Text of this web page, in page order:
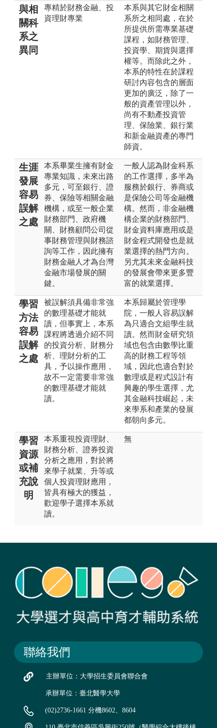
與相
關科
系之
異同
專精於財務金融、投
資理財專業
本系與其它財金相關
系所之相同處，在於
所提供所需專業基礎
課程，如財務管理、
投資學、期貨與選擇
權等。而除此之外，
本系的特性在於課程
研討內容包含的層面
更加的廣泛，除了一
般的資產管理以外，
尚有不動產投資管
理、保險業、銀行業
和新金融資產的專門
師資。
生涯
發展
容易
誤解
之處
本系畢業生擁有財金
專業知識，未來出路
多元，可至銀行、證
券、保險等相關金融
機構，或至一般企業
財務部門、政府機
關、財務顧問公司從
事財務管理與財務諮
詢等工作，因此擁有
財務金融人才為台灣
金融市場發展的關
鍵。
一般人認為財金科系
的工作選擇，多半為
服務於銀行、券商或
是保險公司等金融機
構。然而，非金融機
構企業的財務部門、
財金資料庫應用或是
財金程式開發也是就
業選擇的熱門方向。
另尤其未來金融科技
的發展會帶來更多豐
富的就業選擇。
學習
方法
容易
誤解
之處
被誤解須具備非常強
的數理基礎才能就
讀，但事實上，本系
課程將透過介紹不同
的投資分析、財務分
析、理財分析的工
具，予以操作應用，
故不一定需要非常強
的數理基礎才能就
讀。
本系歸屬於管理學
院，一般人容易誤解
為只適合文組學生就
讀。然而財金研究領
域也包含由數學比重
高的財務工程等領
域，因此也適合對於
數理或是程式設計有
興趣的學生選擇，尤
其金融科技崛起，未
來學系和產業的發展
都朝向多元。
學習
資源
或補
充說
明
本系重視投資理財、
財務分析、證券投資
分析之應用，對於將
來學子就業、升等或
個人投資理財應用，
皆具有極大的獲益，
歡迎學子選擇本系就
讀。
無
聯絡我們
主辦單位：大學招生委員會聯合會
承辦單位：臺北醫學大學
(02)2736-1661 分機8602、8604